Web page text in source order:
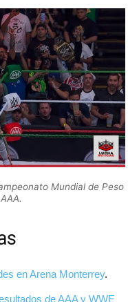
Mundial de Peso
en Arena Monterrey.
de AAA y WWE